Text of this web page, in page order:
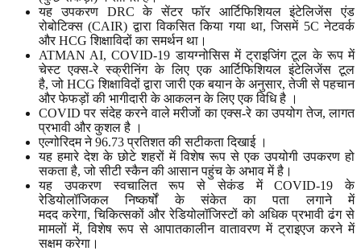
यह उपकरण DRC के सेंटर फॉर आर्टिफिशियल इंटेलिजेंस एंड
रोबोटिक्स (CAIR) द्वारा विकसित किया गया था, जिसमें 5C नेटवर्क
और HCG शिक्षाविदों का समर्थन था।
ATMAN AI, COVID-19 डायग्नोसिस में ट्राइजिंग टूल के रूप में
चेस्ट एक्स-रे स्क्रीनिंग के लिए एक आर्टिफिशियल इंटेलिजेंस टूल
है, जो HCG शिक्षाविदों द्वारा जारी एक बयान के अनुसार, तेजी से पहचान
और फेफड़ों की भागीदारी के आकलन के लिए एक विधि है ।
COVID पर संदेह करने वाले मरीजों का एक्स-रे का उपयोग तेज, लागत
प्रभावी और कुशल है ।
एल्गोरिदम ने 96.73 प्रतिशत की सटीकता दिखाई ।
यह हमारे देश के छोटे शहरों में विशेष रूप से एक उपयोगी उपकरण हो
सकता है, जो सीटी स्कैन की आसान पहुंच के अभाव में है।
यह उपकरण स्वचालित रूप से सेकंड में COVID-19 के
रेडियोलॉजिकल निष्कर्षों के संकेत का पता लगाने में
मदद करेगा, चिकित्सकों और रेडियोलॉजिस्टों को अधिक प्रभावी ढंग से
मामलों में, विशेष रूप से आपातकालीन वातावरण में ट्राइएज करने में
सक्षम करेगा।